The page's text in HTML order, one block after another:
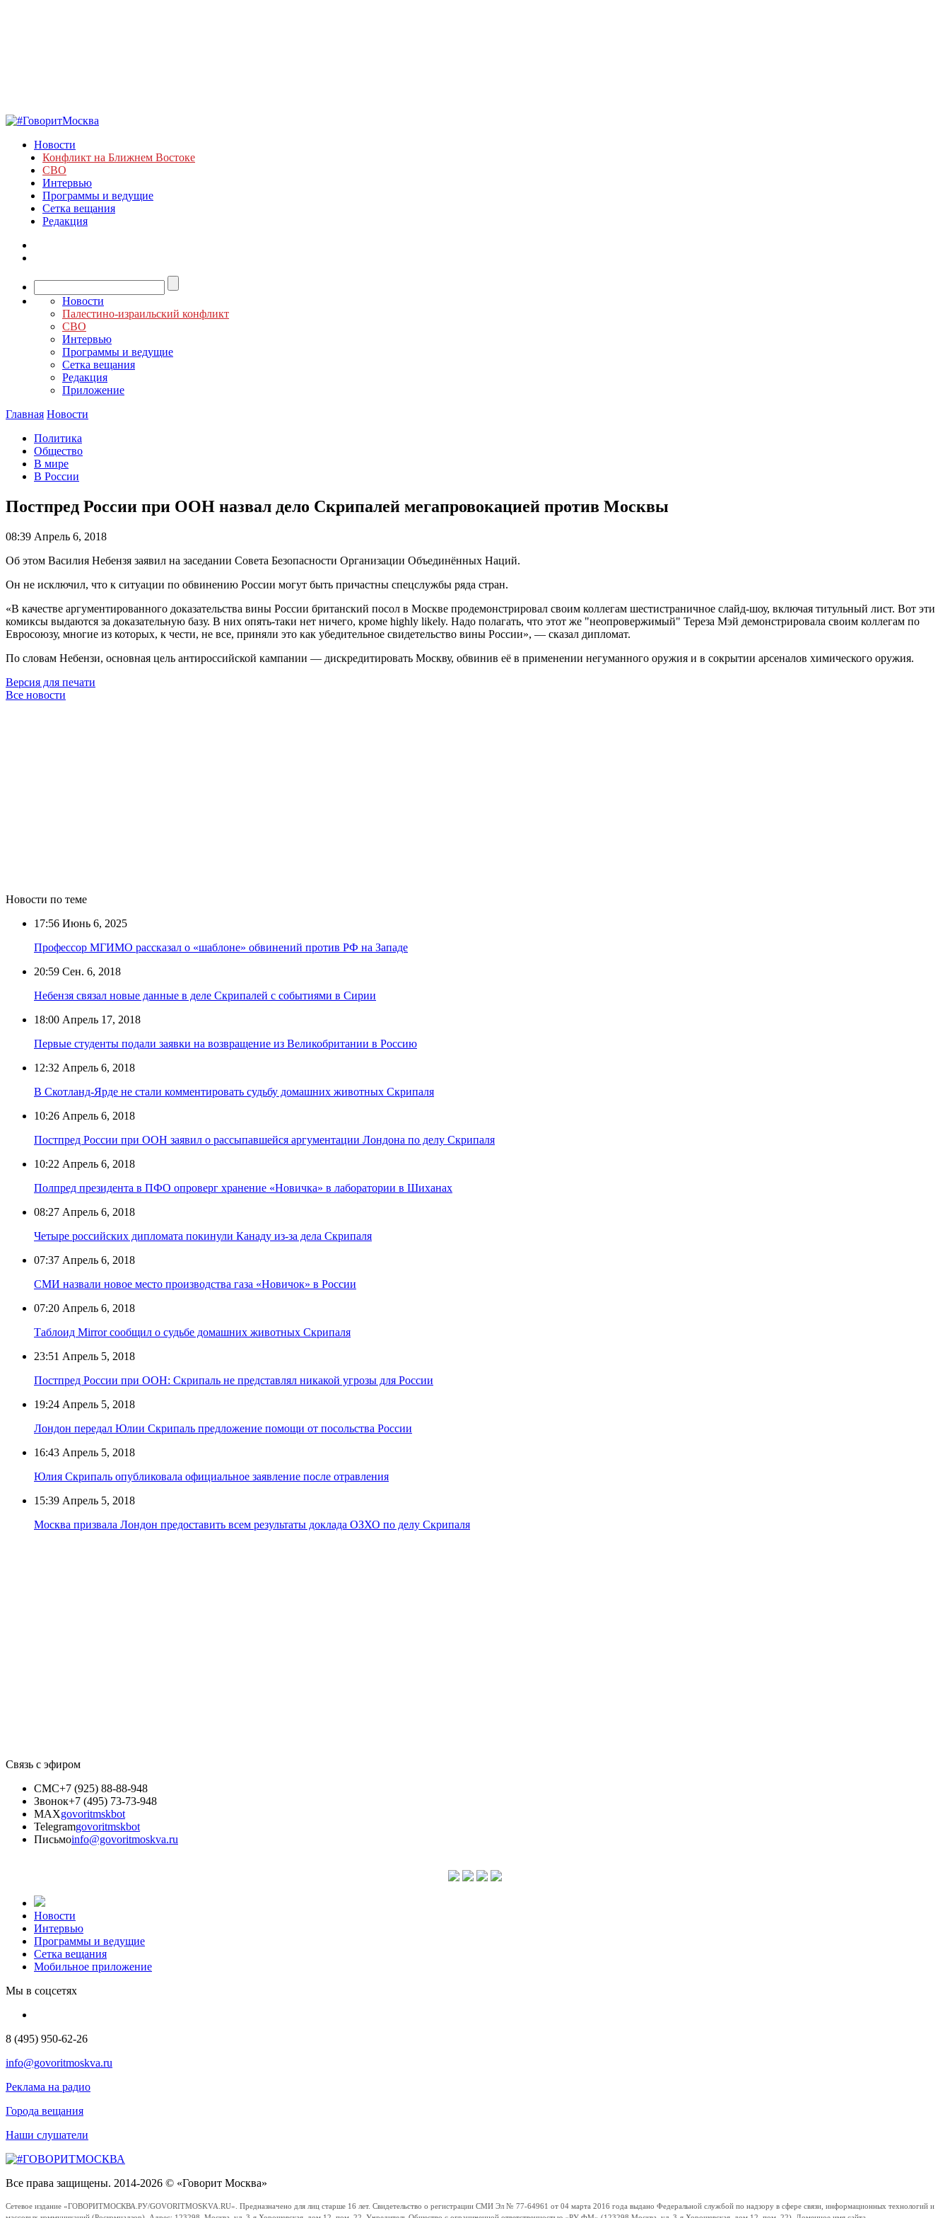
Новости
Конфликт на Ближнем Востоке
СВО
Интервью
Программы и ведущие
Сетка вещания
Редакция
Новости
Палестино-израильский конфликт
СВО
Интервью
Программы и ведущие
Сетка вещания
Редакция
Приложение
Главная Новости
Политика
Общество
В мире
В России
Постпред России при ООН назвал дело Скрипалей мегапровокацией против Москвы
08:39 Апрель 6, 2018
Об этом Василия Небензя заявил на заседании Совета Безопасности Организации Объединённых Наций.
Он не исключил, что к ситуации по обвинению России могут быть причастны спецслужбы ряда стран.
«В качестве аргументированного доказательства вины России британский посол в Москве продемонстрировал своим коллегам шестистраничное слайд-шоу, включая титульный лист. Вот эти
комиксы выдаются за доказательную базу. В них опять-таки нет ничего, кроме highly likely. Надо полагать, что этот же "неопровержимый" Тереза Мэй демонстрировала своим коллегам по
Евросоюзу, многие из которых, к чести, не все, приняли это как убедительное свидетельство вины России», — сказал дипломат.
По словам Небензи, основная цель антироссийской кампании — дискредитировать Москву, обвинив её в применении негуманного оружия и в сокрытии арсеналов химического оружия.
Версия для печати
Все новости
Новости по теме
17:56 Июнь 6, 2025
Профессор МГИМО рассказал о «шаблоне» обвинений против РФ на Западе
20:59 Сен. 6, 2018
Небензя связал новые данные в деле Скрипалей с событиями в Сирии
18:00 Апрель 17, 2018
Первые студенты подали заявки на возвращение из Великобритании в Россию
12:32 Апрель 6, 2018
В Скотланд-Ярде не стали комментировать судьбу домашних животных Скрипаля
10:26 Апрель 6, 2018
Постпред России при ООН заявил о рассыпавшейся аргументации Лондона по делу Скрипаля
10:22 Апрель 6, 2018
Полпред президента в ПФО опроверг хранение «Новичка» в лаборатории в Шиханах
08:27 Апрель 6, 2018
Четыре российских дипломата покинули Канаду из-за дела Скрипаля
07:37 Апрель 6, 2018
СМИ назвали новое место производства газа «Новичок» в России
07:20 Апрель 6, 2018
Таблоид Mirror сообщил о судьбе домашних животных Скрипаля
23:51 Апрель 5, 2018
Постпред России при ООН: Скрипаль не представлял никакой угрозы для России
19:24 Апрель 5, 2018
Лондон передал Юлии Скрипаль предложение помощи от посольства России
16:43 Апрель 5, 2018
Юлия Скрипаль опубликовала официальное заявление после отравления
15:39 Апрель 5, 2018
Москва призвала Лондон предоставить всем результаты доклада ОЗХО по делу Скрипаля
Связь с эфиром
СМС+7 (925) 88-88-948
Звонок+7 (495) 73-73-948
MAXgovoritmskbot
Telegramgovoritmskbot
Письмоinfo@govoritmoskva.ru
Новости
Интервью
Программы и ведущие
Сетка вещания
Мобильное приложение
Мы в соцсетях
8 (495) 950-62-26
info@govoritmoskva.ru
Реклама на радио
Города вещания
Наши слушатели
Все права защищены. 2014-2026 © «Говорит Москва»
Сетевое издание «ГОВОРИТМОСКВА.РУ/GOVORITMOSKVA.RU». Предназначено для лиц старше 16 лет. Свидетельство о регистрации СМИ Эл № 77-64961 от 04 марта 2016 года выдано Федеральной службой по надзору в сфере связи, информационных технологий и